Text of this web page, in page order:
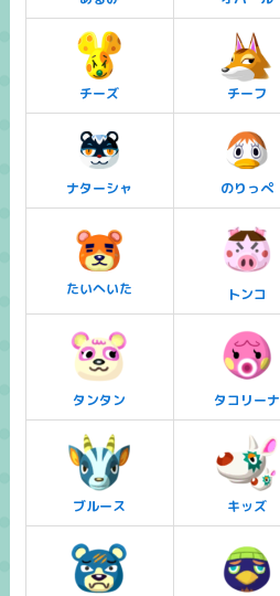
チーズ チーフ
ナターシャ のりっぺ
たいへいた トンコ
タンタン タコリーナ
ブルース キッズ